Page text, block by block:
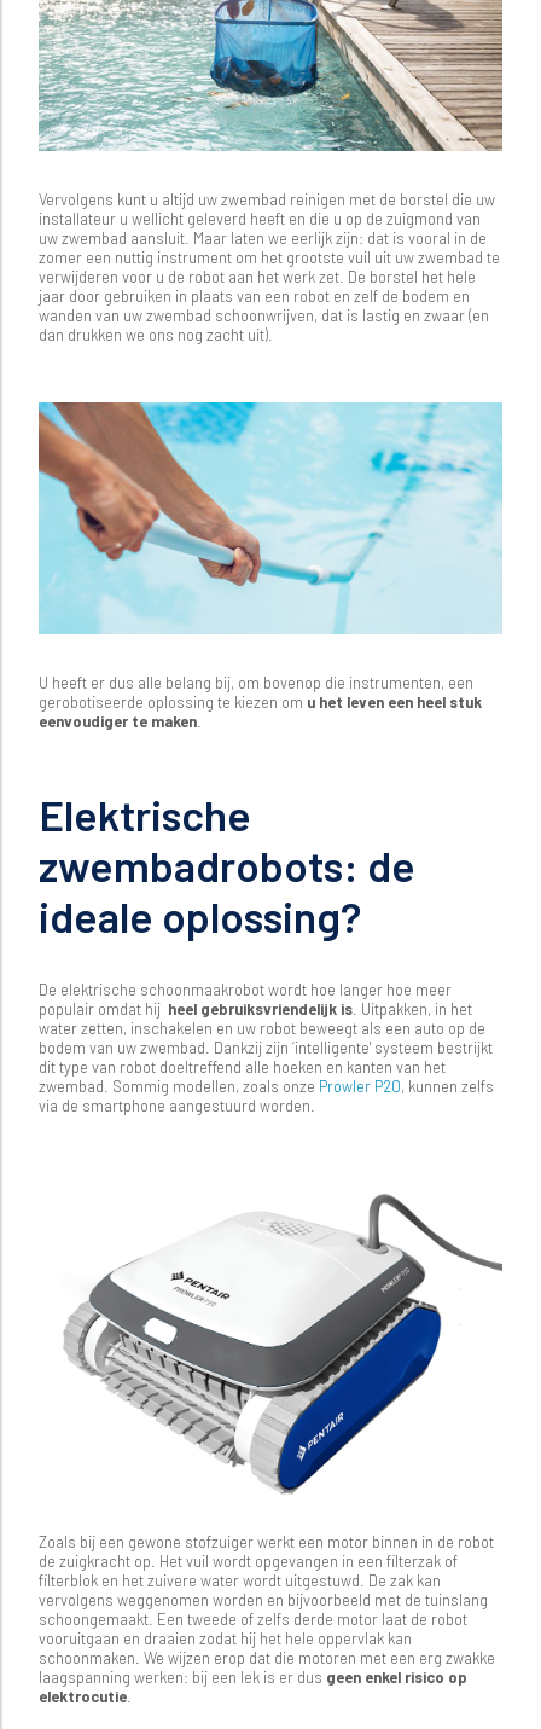
Vervolgens kunt u altijd uw zwembad reinigen met de borstel die uw
installateur u wellicht geleverd heeft en die u op de zuigmond van
uw zwembad aansluit. Maar laten we eerlijk zijn: dat is vooral in de
zomer een nuttig instrument om het grootste vuil uit uw zwembad te
verwijderen voor u de robot aan het werk zet. De borstel het hele
jaar door gebruiken in plaats van een robot en zelf de bodem en
wanden van uw zwembad schoonwrijven, dat is lastig en zwaar (en
dan drukken we ons nog zacht uit).
U heeft er dus alle belang bij, om bovenop die instrumenten, een
gerobotiseerde oplossing te kiezen om u het leven een heel stuk
eenvoudiger te maken
Elektrische
zwembadrobots: de
ideale oplossing?
De elektrische schoonmaakrobot wordt hoe langer hoe meer
populair omdat hij heel gebruiksvriendelijk is . Uitpakken, in het
water zetten, inschakelen en uw robot beweegt als een auto op de
bodem van uw zwembad. Dankzij zijn ‘intelligente' systeem bestrijkt
dit type van robot doeltreffend alle hoeken en kanten van het
zwembad. Sommig modellen, zoals onze Prowler P20, kunnen zelfs
via de smartphone aangestuurd worden.
Zoals bij een gewone stofzuiger werkt een motor binnen in de robot
de zuigkracht op. Het vuil wordt opgevangen in een filterzak of
filterblok en het zuivere water wordt uitgestuwd. De zak kan
vervolgens weggenomen worden en bijvoorbeeld met de tuinslang
schoongemaakt. Een tweede of zelfs derde motor laat de robot
vooruitgaan en draaien zodat hij het hele oppervlak kan
schoonmaken. We wijzen erop dat die motoren met een erg zwakke
laagspanning werken: bij een lek is er dus geen enkel risico op
elektrocutie